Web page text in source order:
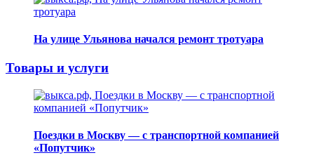
На улице Ульянова начался ремонт тротуара
Товары и услуги
Поездки в Москву — с транспортной компанией
«Попутчик»